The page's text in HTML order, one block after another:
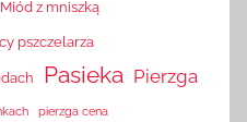
Miód z mniszką
pszczelarza
Pasieka Pierzga
pierzga cena